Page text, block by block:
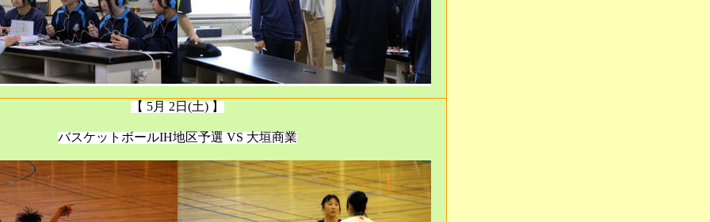
【 5月 2日(土) 】
バスケットボールIH地区予選 VS 大垣商業